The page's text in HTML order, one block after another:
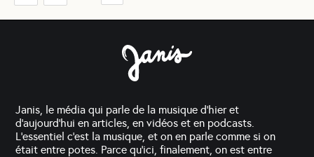
Janis, le média qui parle de la musique d'hier et
d'aujourd'hui en articles, en vidéos et en podcasts.
L'essentiel c'est la musique, et on en parle comme si on
était entre potes. Parce qu'ici, finalement, on est entre